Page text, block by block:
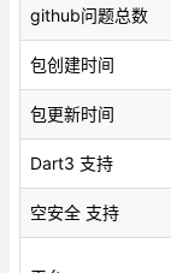
github问题总数
包创建时间
包更新时间
Dart3 支持
空安全 支持